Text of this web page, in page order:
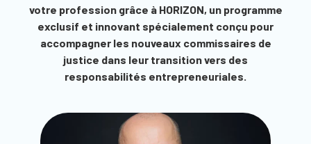
votre profession grâce à HORIZON, un programme
exclusif et innovant spécialement conçu pour
accompagner les nouveaux commissaires de
justice dans leur transition vers des
responsabilités entrepreneuriales.